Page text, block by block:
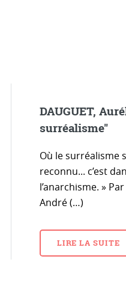
DAUGUET,
surréalisme"
Où le surréalisme
reconnu... c’est
l’anarchisme. »
André (…)
LIRE LA SUITE